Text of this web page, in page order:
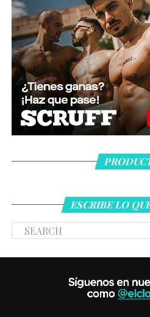
ESCRIBE LO